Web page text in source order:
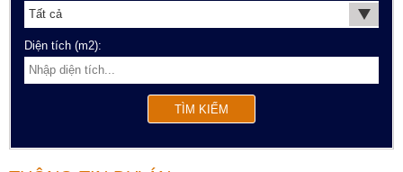
Diện tích (m2):